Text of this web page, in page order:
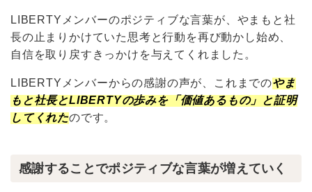
LIBERTYメンバーのポジティブな言葉が、やまもと社
長の止まりかけていた思考と行動を再び動かし始め、
自信を取り戻すきっかけを与えてくれました。
LIBERTYメンバーからの感謝の声が、これまでのやま
もと社長とLIBERTYの歩みを「価値あるもの」と証明
してくれたのです。
感謝することでポジティブな言葉が増えていく